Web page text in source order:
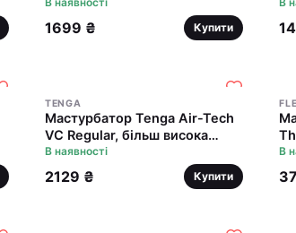
стимулювальною спіраллю
всередині
1699 ₴ Купити
TENGA
Мастурбатор Tenga Air-Tech
VC Regular, більш висока
аеростимуляція та
всмоктувальний ефект
В наявності
2129 ₴ Купити
В